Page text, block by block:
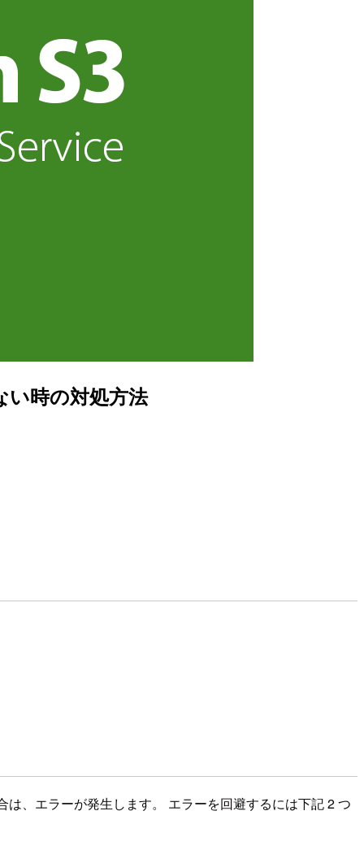
時の対処方法
、エラーが発生します。 エラーを回避するには下記 2 つ